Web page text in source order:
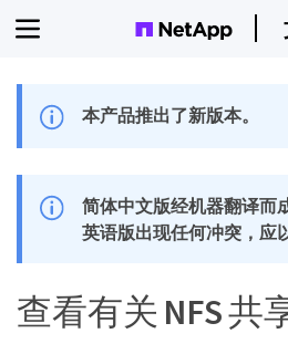
本产品推出了新版本。
简体中文版经机器翻译而
英语版出现任何冲突，应
查看有关 NFS 共